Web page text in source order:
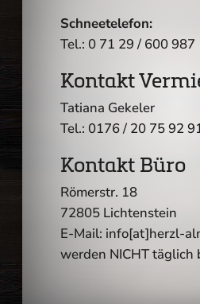
Schneetelefon:
Tel.: 0 71 29 / 600 987
Kontakt
Tatiana Gekeler
Tel.: 0176 / 20 75 92
Kontakt Büro
Römerstr. 18
72805 Lichtenstein
E-Mail: info[at]herzl-
werden NICHT täglich